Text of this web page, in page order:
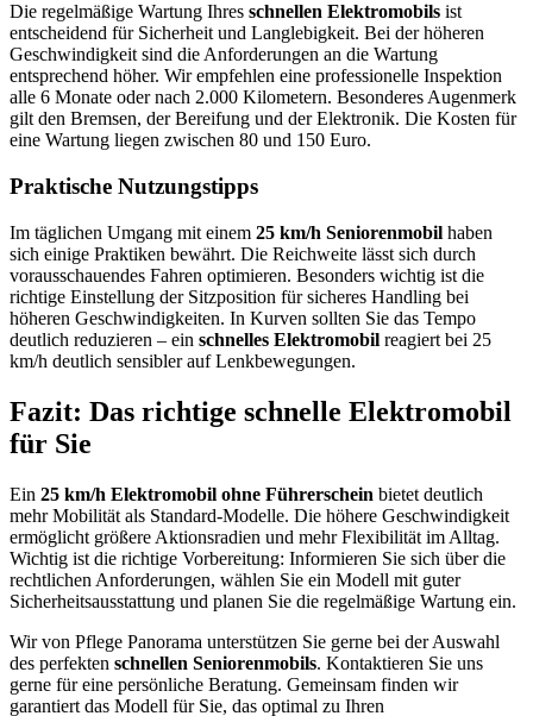
Die regelmäßige Wartung Ihres schnellen Elektromobils ist
entscheidend für Sicherheit und Langlebigkeit. Bei der höheren
Geschwindigkeit sind die Anforderungen an die Wartung
entsprechend höher. Wir empfehlen eine professionelle Inspektion
alle 6 Monate oder nach 2.000 Kilometern. Besonderes Augenmerk
gilt den Bremsen, der Bereifung und der Elektronik. Die Kosten für
eine Wartung liegen zwischen 80 und 150 Euro.
Praktische Nutzungstipps
Im täglichen Umgang mit einem 25 km/h Seniorenmobil haben
sich einige Praktiken bewährt. Die Reichweite lässt sich durch
vorausschauendes Fahren optimieren. Besonders wichtig ist die
richtige Einstellung der Sitzposition für sicheres Handling bei
höheren Geschwindigkeiten. In Kurven sollten Sie das Tempo
deutlich reduzieren – ein schnelles Elektromobil reagiert bei 25
km/h deutlich sensibler auf Lenkbewegungen.
Fazit: Das richtige schnelle Elektromobil
für Sie
Ein 25 km/h Elektromobil ohne Führerschein bietet deutlich
mehr Mobilität als Standard-Modelle. Die höhere Geschwindigkeit
ermöglicht größere Aktionsradien und mehr Flexibilität im Alltag.
Wichtig ist die richtige Vorbereitung: Informieren Sie sich über die
rechtlichen Anforderungen, wählen Sie ein Modell mit guter
Sicherheitsausstattung und planen Sie die regelmäßige Wartung ein.
Wir von Pflege Panorama unterstützen Sie gerne bei der Auswahl
des perfekten schnellen Seniorenmobils. Kontaktieren Sie uns
gerne für eine persönliche Beratung. Gemeinsam finden wir
garantiert das Modell für Sie, das optimal zu Ihren